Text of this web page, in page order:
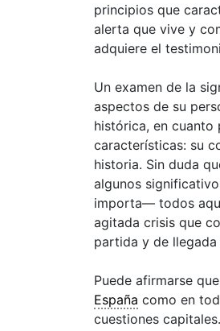
principios que
alerta que vive y
adquiere el
Un examen de la
aspectos de su
histórica, en cuanto
características: su
historia. Sin duda
algunos
importa— todos
agitada crisis que
partida y de
Puede afirmarse
España como en
cuestiones